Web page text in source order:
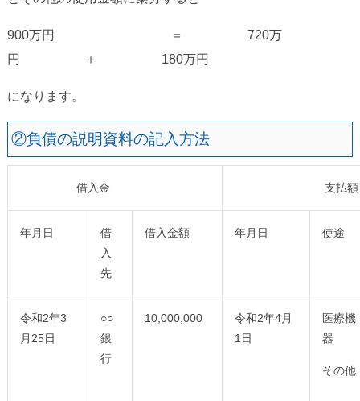
900万円 ＝ 720万
円 ＋ 180万円
になります。
②負債の説明資料の記入方法
借入金 支払額
年月日
借
入
先
借入金額 年月日 使途
令和2年3
月25日
○○
銀
行
10,000,000
令和2年4月
1日
医療機
器
その他